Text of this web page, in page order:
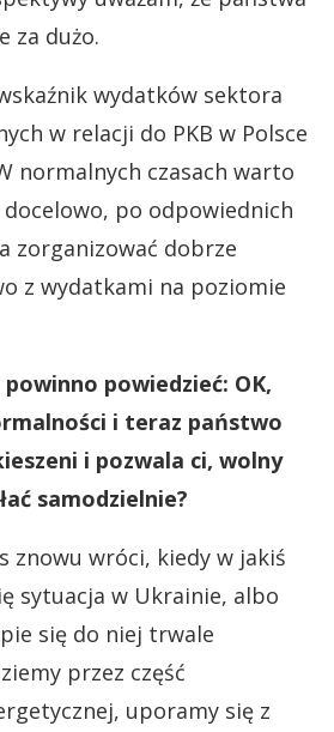
za dużo.
wydatków sektora
w relacji do PKB w Polsce
normalnych czasach warto
po odpowiednich
zorganizować dobrze
z wydatkami na poziomie
powiedzieć: OK,
i teraz państwo
i pozwala ci, wolny
samodzielnie?
znowu wróci, kiedy w jakiś
sytuacja w Ukrainie, albo
się do niej trwale
przez część
uporamy się z